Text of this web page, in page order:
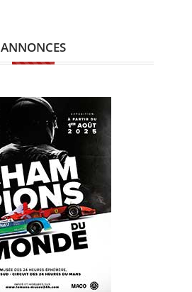
ANNONCES